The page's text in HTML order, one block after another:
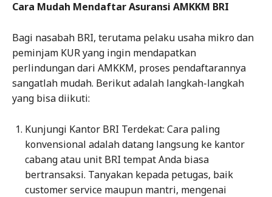
Cara Mudah Mendaftar Asuransi AMKKM BRI
Bagi nasabah BRI, terutama pelaku usaha mikro dan
peminjam KUR yang ingin mendapatkan
perlindungan dari AMKKM, proses pendaftarannya
sangatlah mudah. Berikut adalah langkah-langkah
yang bisa diikuti:
Kunjungi Kantor BRI Terdekat: Cara paling
konvensional adalah datang langsung ke kantor
cabang atau unit BRI tempat Anda biasa
bertransaksi. Tanyakan kepada petugas, baik
customer service maupun mantri, mengenai